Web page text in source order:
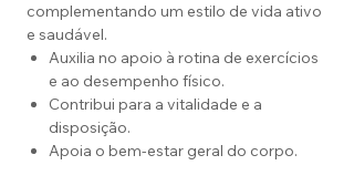
complementando um estilo de vida ativo
e saudável.
Auxilia no apoio à rotina de exercícios
e ao desempenho físico.
Contribui para a vitalidade e a
disposição.
Apoia o bem-estar geral do corpo.